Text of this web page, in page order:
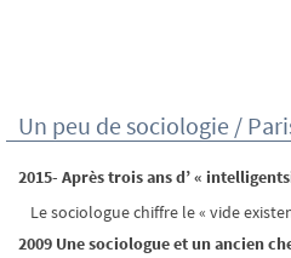
Un peu de sociologie /
2015- Après trois ans d’ «
Le sociologue chiffre le « vide
2009 Une sociologue et un ancien